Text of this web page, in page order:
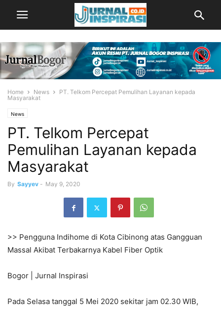
Home News
PT. Telkom Percepat Pemulihan Layanan kepada
Masyarakat
News
PT. Telkom Percepat
Pemulihan Layanan kepada
Masyarakat
By Sayyev - May 9, 2020
>> Pengguna Indihome di Kota Cibinong atas Gangguan
Massal Akibat Terbakarnya Kabel Fiber Optik
Bogor | Jurnal Inspirasi
Pada Selasa tanggal 5 Mei 2020 sekitar jam 02.30 WIB,